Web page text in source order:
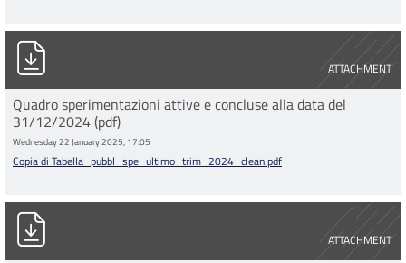
ATTACHMENT
Copia di Tabella_pubbl_spe_ultimo_trim_2024_clean.pdf
Quadro sperimentazioni attive e concluse alla data del
31/12/2024 (pdf)
Wednesday 22 January 2025, 17:05
Copia di Tabella_pubbl_spe_ultimo_trim_2024_clean.pdf
ATTACHMENT
Copia di Tabella_pubbl_spe_ultimo_trim_2024_clean.xlsx